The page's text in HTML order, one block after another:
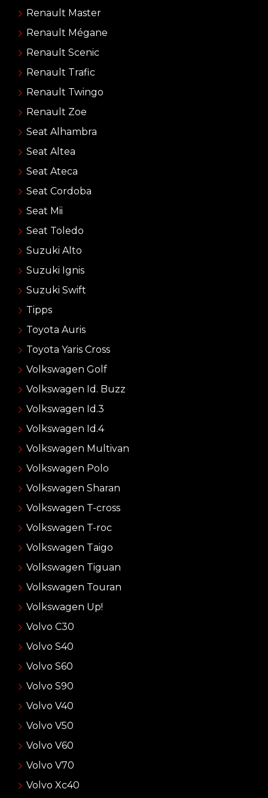
Renault Master
Renault Mégane
Renault Scenic
Renault Trafic
Renault Twingo
Renault Zoe
Seat Alhambra
Seat Altea
Seat Ateca
Seat Cordoba
Seat Mii
Seat Toledo
Suzuki Alto
Suzuki Ignis
Suzuki Swift
Tipps
Toyota Auris
Toyota Yaris Cross
Volkswagen Golf
Volkswagen Id. Buzz
Volkswagen Id.3
Volkswagen Id.4
Volkswagen Multivan
Volkswagen Polo
Volkswagen Sharan
Volkswagen T-cross
Volkswagen T-roc
Volkswagen Taigo
Volkswagen Tiguan
Volkswagen Touran
Volkswagen Up!
Volvo C30
Volvo S40
Volvo S60
Volvo S90
Volvo V40
Volvo V50
Volvo V60
Volvo V70
Volvo Xc40